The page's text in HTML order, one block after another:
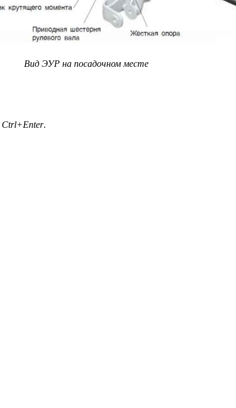
Вид ЭУР на посадочном месте
Ctrl+Enter.